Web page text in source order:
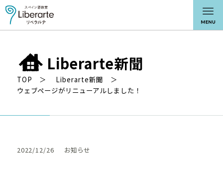
Liberarte新聞
TOP
Liberarte新聞
ウェブページがリニューアルしました！
2022/12/26 お知らせ